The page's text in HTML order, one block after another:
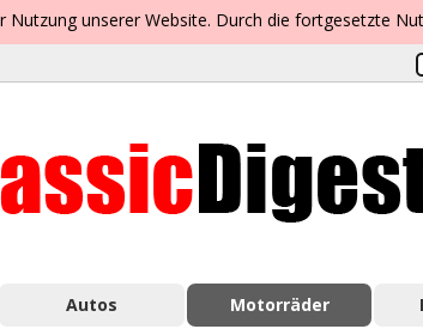
unserer Website. Durch die fortgesetzte
Autos Motorräder